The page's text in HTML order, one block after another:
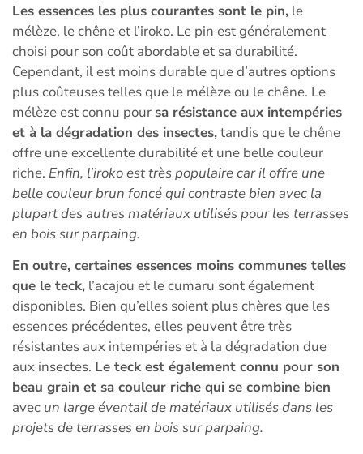
Les essences les plus courantes sont le pin, le
mélèze, le chêne et l’iroko. Le pin est généralement
choisi pour son coût abordable et sa durabilité.
Cependant, il est moins durable que d’autres options
plus coûteuses telles que le mélèze ou le chêne. Le
mélèze est connu pour sa résistance aux intempéries
et à la dégradation des insectes,tandis que le chêne
offre une excellente durabilité et une belle couleur
riche. Enfin, l’iroko est très populaire car il offre une
belle couleur brun foncé qui contraste bien avec la
plupart des autres matériaux utilisés pour les terrasses
en bois sur parpaing.
En outre, certaines essences moins communes telles
que le teck, l’acajou et le cumaru sont également
disponibles. Bien qu’elles soient plus chères que les
essences précédentes, elles peuvent être très
résistantes aux intempéries et à la dégradation due
aux insectes. Le teck est également connu pour son
beau grain et sa couleur riche qui se combine bien
avec un large éventail de matériaux utilisés dans les
projets de terrasses en bois sur parpaing.